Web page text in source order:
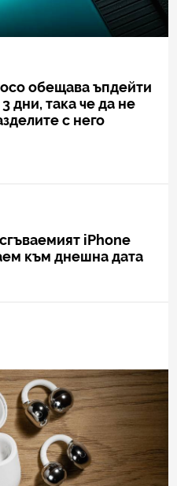
обещава ъпдейти
дни, така че да не
с него
iPhone
към днешна дата